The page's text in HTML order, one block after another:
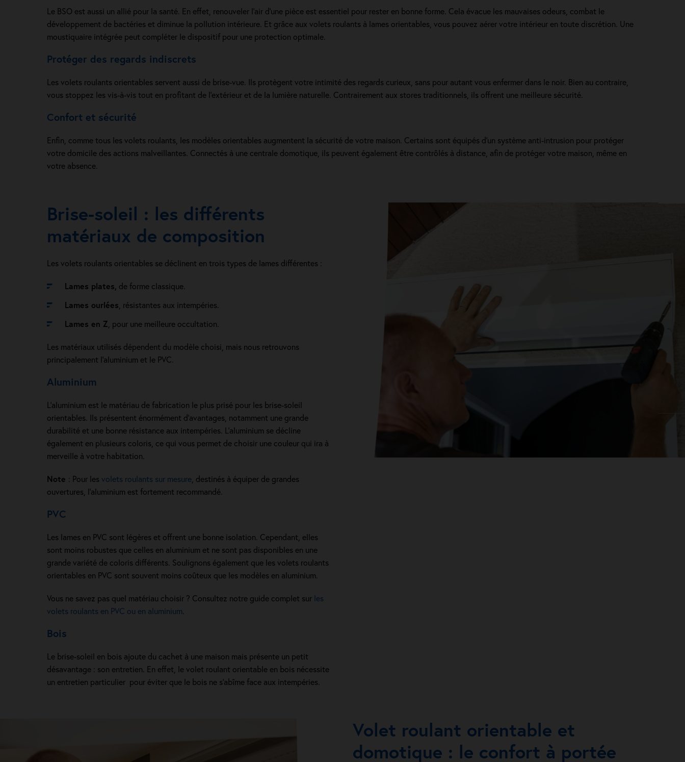
Le BSO est aussi un allié pour la santé. En effet, renouveler l’air d’une pièce est essentiel pour rester en bonne forme. Cela évacue les mauvaises odeurs, combat le
développement de bactéries et diminue la pollution intérieure. Et grâce aux volets roulants à lames orientables, vous pouvez aérer votre intérieur en toute discrétion. Une
moustiquaire intégrée peut compléter le dispositif pour une protection optimale.
Protéger des regards indiscrets
Les volets roulants orientables servent aussi de brise-vue. Ils protègent votre intimité des regards curieux, sans pour autant vous enfermer dans le noir. Bien au contraire,
vous stoppez les vis-à-vis tout en profitant de l’extérieur et de la lumière naturelle. Contrairement aux stores traditionnels, ils offrent une meilleure sécurité.
Confort et sécurité
Enfin, comme tous les volets roulants, les modèles orientables augmentent la sécurité de votre maison. Certains sont équipés d’un système anti-intrusion pour protéger
votre domicile des actions malveillantes. Connectés à une centrale domotique, ils peuvent également être contrôlés à distance, afin de protéger votre maison, même en
votre absence.
Brise-soleil : les différents
matériaux de composition
Les volets roulants orientables se déclinent en trois types de lames différentes :
Lames plates, de forme classique.
Lames ourlées , résistantes aux intempéries.
Lames en Z , pour une meilleure occultation.
Les matériaux utilisés dépendent du modèle choisi, mais nous retrouvons
principalement l’aluminium et le PVC.
Aluminium
L’aluminium est le matériau de fabrication le plus prisé pour les brise-soleil
orientables. Ils présentent énormément d’avantages, notamment une grande
durabilité et une bonne résistance aux intempéries. L’aluminium se décline
également en plusieurs coloris, ce qui vous permet de choisir une couleur qui ira à
merveille à votre habitation.
Note : Pour les volets roulants sur mesure , destinés à équiper de grandes
ouvertures, l’aluminium est fortement recommandé.
PVC
Les lames en PVC sont légères et offrent une bonne isolation. Cependant, elles
sont moins robustes que celles en aluminium et ne sont pas disponibles en une
grande variété de coloris différents. Soulignons également que les volets roulants
orientables en PVC sont souvent moins coûteux que les modèles en aluminium.
Vous ne savez pas quel matériau choisir ? Consultez notre guide complet sur les
volets roulants en PVC ou en aluminium.
Bois
Le brise-soleil en bois ajoute du cachet à une maison mais présente un petit
désavantage : son entretien. En effet, le volet roulant orientable en bois nécessite
un entretien particulier pour éviter que le bois ne s’abîme face aux intempéries.
Volet roulant orientable et
domotique : le confort à portée